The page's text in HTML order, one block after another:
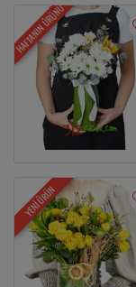
HAFTANIN ÜRÜNÜ
YENİ ÜRÜN